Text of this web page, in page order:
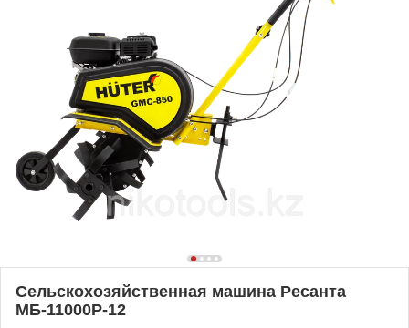
Сельскохозяйственная машина Ресанта
МБ-11000P-12